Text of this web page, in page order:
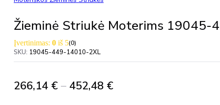
Žieminė Striukė Moterims 19045-
Įvertinimas: 0 iš 5(0)
SKU: 19045-449-14010-2XL
266,14 € – 452,48 €Price